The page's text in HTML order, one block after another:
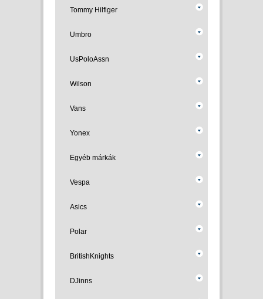
Tommy Hilfiger
Umbro
UsPoloAssn
Wilson
Vans
Yonex
Egyéb márkák
Vespa
Asics
Polar
BritishKnights
DJinns